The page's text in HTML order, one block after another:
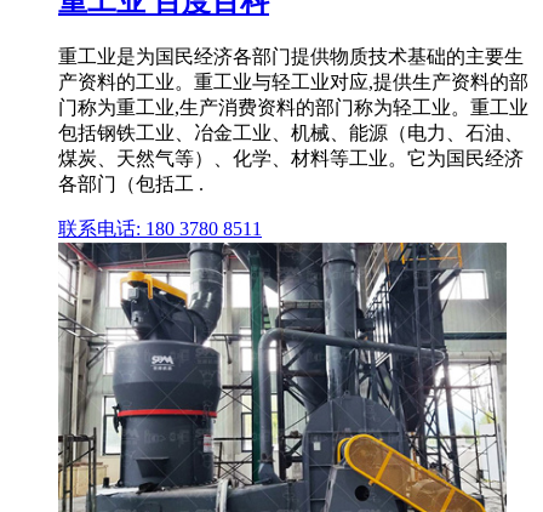
重工业是为国民经济各部门提供物质技术基础的主要生
产资料的工业。重工业与轻工业对应,提供生产资料的部
门称为重工业,生产消费资料的部门称为轻工业。重工业
包括钢铁工业、冶金工业、机械、能源（电力、石油、
煤炭、天然气等）、化学、材料等工业。它为国民经济
各部门（包括工 .
联系电话: 180 3780 8511